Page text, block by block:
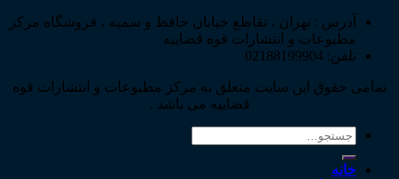
آدرس : تهران ، تقاطع خیابان حافظ و سمیه ، فروشگاه مرکز
مطبوعات و انتشارات قوه قضاییه
تلفن: 02188199904
تمامی حقوق این سایت متعلق به مرکز مطبوعات و انتشارات قوه
قضاییه می باشد .
جستجو
خانه